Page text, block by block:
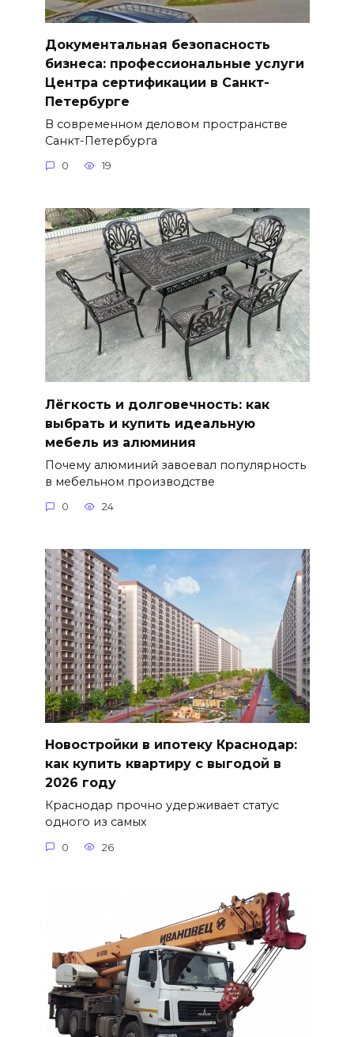
Документальная безопасность
бизнеса: профессиональные услуги
Центра сертификации в Санкт-
Петербурге
В современном деловом пространстве
Санкт-Петербурга
0 19
Лёгкость и долговечность: как
выбрать и купить идеальную
мебель из алюминия
Почему алюминий завоевал популярность
в мебельном производстве
0 24
Новостройки в ипотеку Краснодар:
как купить квартиру с выгодой в
2026 году
Краснодар прочно удерживает статус
одного из самых
0 26